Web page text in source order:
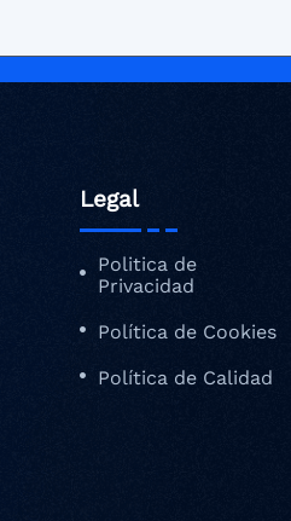
Legal
Politica de
Privacidad
Política de Cookies
Política de Calidad